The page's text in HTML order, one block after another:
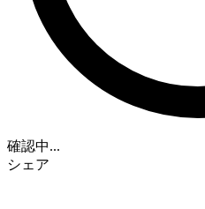
確認中...
シェア